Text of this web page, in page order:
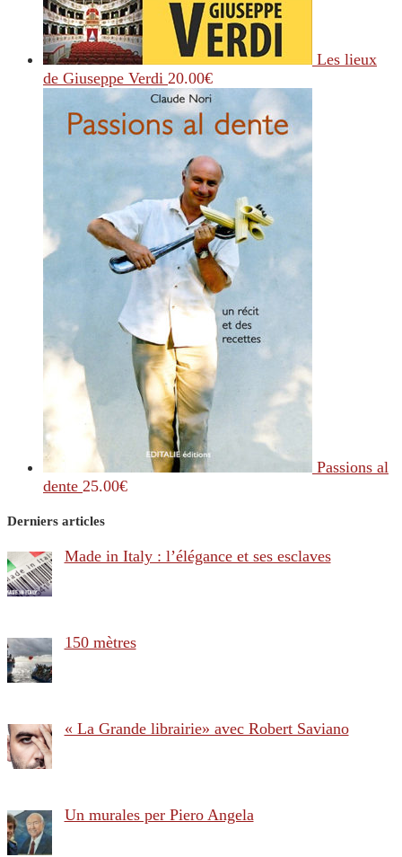
Les lieux
de Giuseppe Verdi 20.00€
Passions al
dente 25.00€
Derniers articles
Made in Italy : l’élégance et ses esclaves
150 mètres
« La Grande librairie» avec Robert Saviano
Un murales per Piero Angela